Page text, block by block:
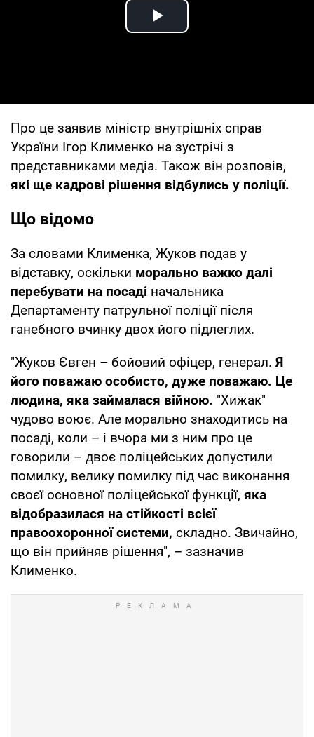
Play Video
Про це заявив міністр внутрішніх справ
України Ігор Клименко на зустрічі з
представниками медіа. Також він розповів,
які ще кадрові рішення відбулись у поліції.
Що відомо
За словами Клименка, Жуков подав у
відставку, оскільки морально важко далі
перебувати на посаді начальника
Департаменту патрульної поліції після
ганебного вчинку двох його підлеглих.
"Жуков Євген – бойовий офіцер, генерал. Я
його поважаю особисто, дуже поважаю. Це
людина, яка займалася війною. "Хижак"
чудово воює. Але морально знаходитись на
посаді, коли – і вчора ми з ним про це
говорили – двоє поліцейських допустили
помилку, велику помилку під час виконання
своєї основної поліцейської функції, яка
відобразилася на стійкості всієї
правоохоронної системи, складно. Звичайно,
що він прийняв рішення", – зазначив
Клименко.